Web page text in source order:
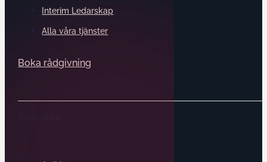
Interim Ledarskap
Alla våra tjänster
Boka rådgivning